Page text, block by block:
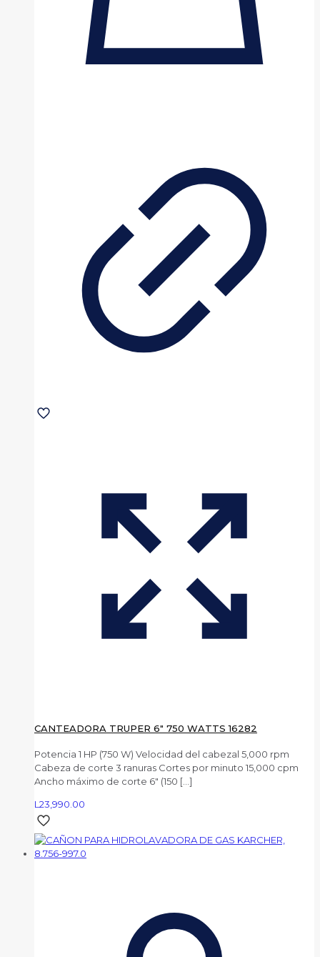
CANTEADORA TRUPER 6″ 750 WATTS 16282
Potencia 1 HP (750 W) Velocidad del cabezal 5,000 rpm
Cabeza de corte 3 ranuras Cortes por minuto 15,000 cpm
Ancho máximo de corte 6″ (150 […]
L 23,990.00